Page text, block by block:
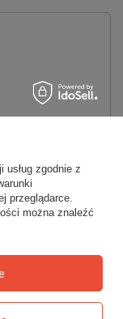
zgodnie z
przeglądarce.
można znaleźć